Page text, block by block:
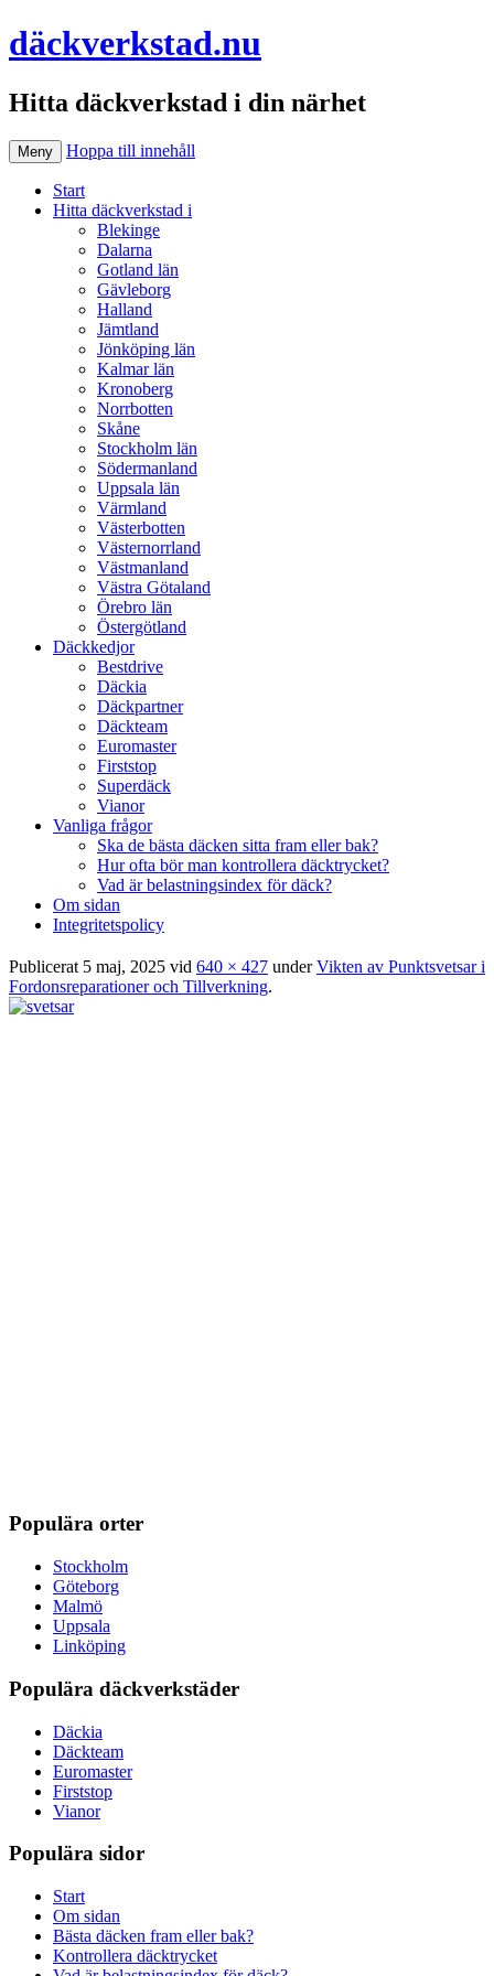
däckverkstad.nu
Hitta däckverkstad i din närhet
Meny Hoppa till innehåll
Start
Hitta däckverkstad i
Blekinge
Dalarna
Gotland län
Gävleborg
Halland
Jämtland
Jönköping län
Kalmar län
Kronoberg
Norrbotten
Skåne
Stockholm län
Södermanland
Uppsala län
Värmland
Västerbotten
Västernorrland
Västmanland
Västra Götaland
Örebro län
Östergötland
Däckkedjor
Bestdrive
Däckia
Däckpartner
Däckteam
Euromaster
Firststop
Superdäck
Vianor
Vanliga frågor
Ska de bästa däcken sitta fram eller bak?
Hur ofta bör man kontrollera däcktrycket?
Vad är belastningsindex för däck?
Om sidan
Integritetspolicy
Publicerat 5 maj, 2025 vid 640 × 427 underVikten av Punktsvetsar i
Fordonsreparationer och Tillverkning.
Populära orter
Stockholm
Göteborg
Malmö
Uppsala
Linköping
Populära däckverkstäder
Däckia
Däckteam
Euromaster
Firststop
Vianor
Populära sidor
Start
Om sidan
Bästa däcken fram eller bak?
Kontrollera däcktrycket